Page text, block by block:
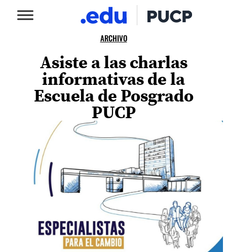
ARCHIVO
Asiste a las charlas
informativas de la
Escuela de Posgrado
PUCP